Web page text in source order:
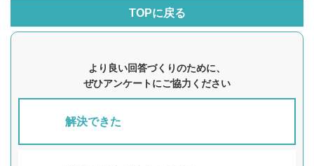
TOPに戻る
より良い回答づくりのために、
ぜひアンケートにご協力ください
解決できた